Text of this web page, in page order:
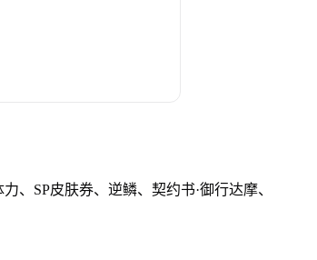
、SP皮肤券、逆鳞、契约书·御行达摩、